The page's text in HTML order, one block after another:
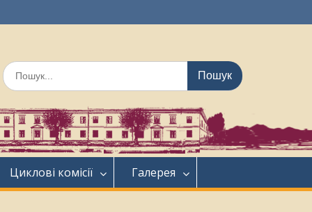
Шукати:
Циклові комісії Галерея